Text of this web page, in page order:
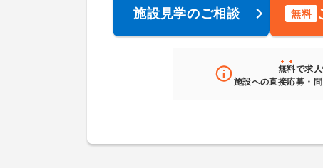
施設見学のご相談 無料
無料で求
施設への直接応募・